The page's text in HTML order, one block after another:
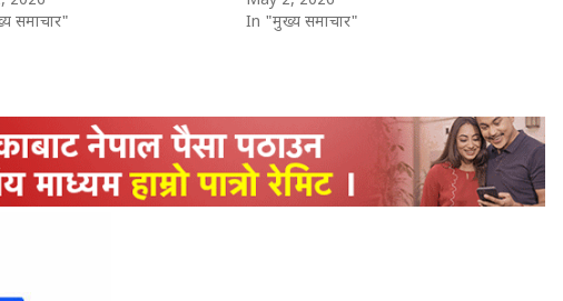
समाचार"
In "मुख्य समाचार"